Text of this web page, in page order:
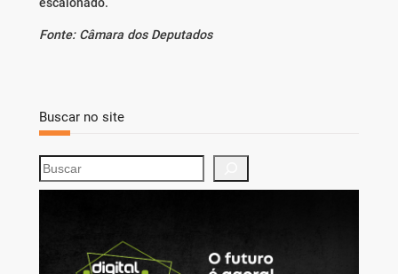
escalonado.
Fonte: Câmara dos Deputados
Buscar no site
S
e